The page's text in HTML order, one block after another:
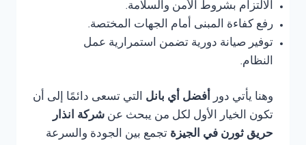
الالتزام بشروط الأمن والسلامة.
رفع كفاءة المبنى أمام الجهات المختصة.
توفير صيانة دورية تضمن استمرارية عمل
النظام.
وهنا يأتي دور أفضل أي بانل التي تسعى دائمًا إلى أن
تكون الخيار الأول لكل من يبحث عن شركة انذار
حريق ثورن في الجيزة تجمع بين الجودة والسرعة